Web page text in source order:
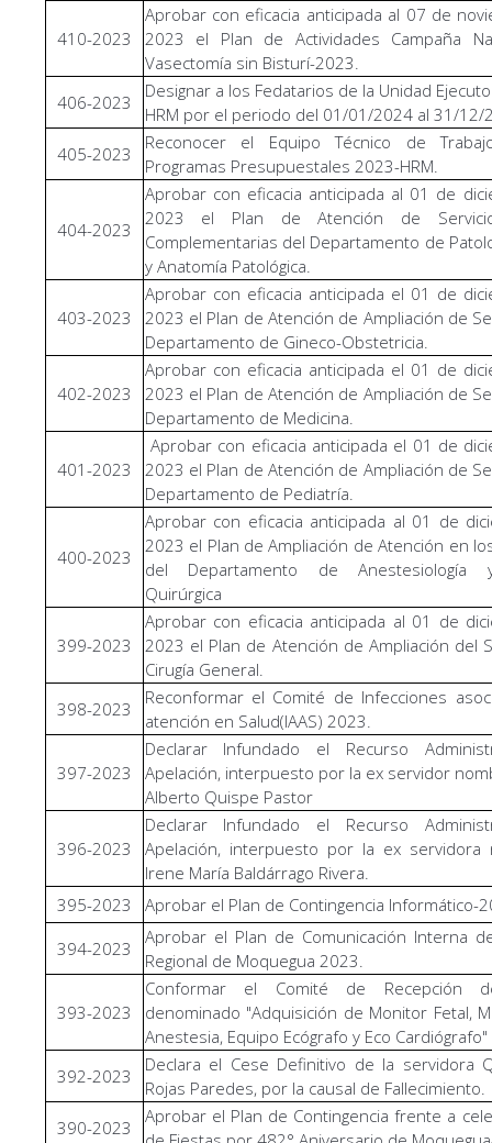
410-2023
Aprobar con eficacia anticipada al 07 de
2023 el Plan de Actividades Campaña
Vasectomía sin Bisturí-2023.
406-2023
Designar a los Fedatarios de la Unidad
HRM por el periodo del 01/01/2024 al 31/12/
405-2023
Reconocer el Equipo Técnico de
Programas Presupuestales 2023-HRM.
404-2023
Aprobar con eficacia anticipada al 01 de
2023 el Plan de Atención de
Complementarias del Departamento de
y Anatomía Patológica.
403-2023
Aprobar con eficacia anticipada el 01 de
2023 el Plan de Atención de Ampliación de
Departamento de Gineco-Obstetricia.
402-2023
Aprobar con eficacia anticipada el 01 de
2023 el Plan de Atención de Ampliación de
Departamento de Medicina.
401-2023
Aprobar con eficacia anticipada el 01 de
2023 el Plan de Atención de Ampliación de
Departamento de Pediatría.
400-2023
Aprobar con eficacia anticipada al 01 de
2023 el Plan de Ampliación de Atención en
del Departamento de Anestesiología
Quirúrgica
399-2023
Aprobar con eficacia anticipada al 01 de
2023 el Plan de Atención de Ampliación del
Cirugía General.
398-2023
Reconformar el Comité de Infecciones
atención en Salud(IAAS) 2023.
397-2023
Declarar Infundado el Recurso
Apelación, interpuesto por la ex servidor
Alberto Quispe Pastor
396-2023
Declarar Infundado el Recurso
Apelación, interpuesto por la ex servidora
Irene María Baldárrago Rivera.
395-2023
Aprobar el Plan de Contingencia Informático-
394-2023
Aprobar el Plan de Comunicación Interna
Regional de Moquegua 2023.
393-2023
Conformar el Comité de Recepción
denominado "Adquisición de Monitor Fetal,
Anestesia, Equipo Ecógrafo y Eco Cardiógrafo"
392-2023
Declara el Cese Definitivo de la servidora
Rojas Paredes, por la causal de Fallecimiento.
390-2023
Aprobar el Plan de Contingencia frente a